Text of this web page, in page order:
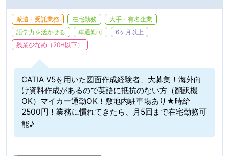
派遣・受託業務 在宅勤務
大手・有名企業
語学力を活かせる
車通勤可
6ヶ月以上
残業少なめ（20H以下）
CATIA V5を用いた図面作成経験者、大募集！海外向
け資料作成があるので英語に抵抗のない方（翻訳機
OK）マイカー通勤OK！敷地内駐車場あり★時給
2500円！業務に慣れてきたら、月5回まで在宅勤務可
能♪